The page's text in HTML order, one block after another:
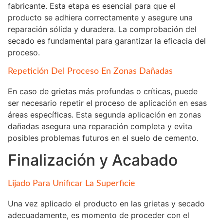
fabricante. Esta etapa es esencial para que el
producto se adhiera correctamente y asegure una
reparación sólida y duradera. La comprobación del
secado es fundamental para garantizar la eficacia del
proceso.
Repetición Del Proceso En Zonas Dañadas
En caso de grietas más profundas o críticas, puede
ser necesario repetir el proceso de aplicación en esas
áreas específicas. Esta segunda aplicación en zonas
dañadas asegura una reparación completa y evita
posibles problemas futuros en el suelo de cemento.
Finalización y Acabado
Lijado Para Unificar La Superficie
Una vez aplicado el producto en las grietas y secado
adecuadamente, es momento de proceder con el